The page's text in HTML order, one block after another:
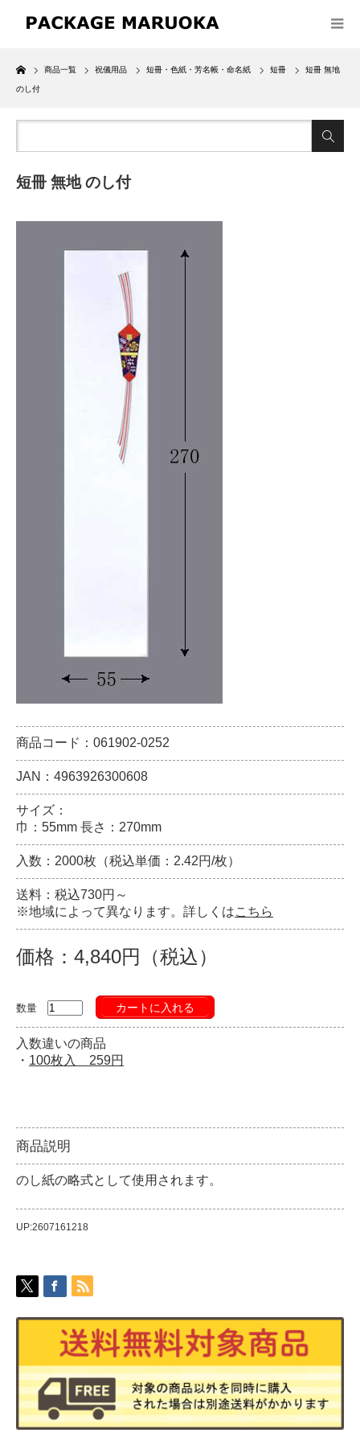
Home
商品一覧 祝儀用品 短冊・色紙・芳名帳・命名紙 短冊 短冊 無地
のし付
短冊 無地 のし付
商品コード：061902-0252
JAN：4963926300608
サイズ：
巾：55mm 長さ：270mm
入数：2000枚（税込単価：2.42円/枚）
送料：税込730円～
※地域によって異なります。詳しくはこちら
価格：4,840円（税込）
数量 カートに入れる
入数違いの商品
・ 100枚入 259円
商品説明
のし紙の略式として使用されます。
UP:2607161218